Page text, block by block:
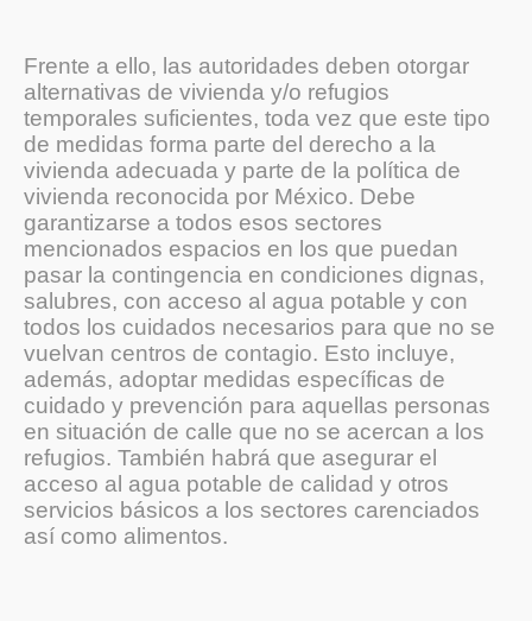
Frente a ello, las autoridades deben otorgar
alternativas de vivienda y/o refugios
temporales suficientes, toda vez que este tipo
de medidas forma parte del derecho a la
vivienda adecuada y parte de la política de
vivienda reconocida por México. Debe
garantizarse a todos esos sectores
mencionados espacios en los que puedan
pasar la contingencia en condiciones dignas,
salubres, con acceso al agua potable y con
todos los cuidados necesarios para que no se
vuelvan centros de contagio. Esto incluye,
además, adoptar medidas específicas de
cuidado y prevención para aquellas personas
en situación de calle que no se acercan a los
refugios. También habrá que asegurar el
acceso al agua potable de calidad y otros
servicios básicos a los sectores carenciados
así como alimentos.